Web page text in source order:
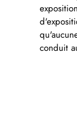
conduit